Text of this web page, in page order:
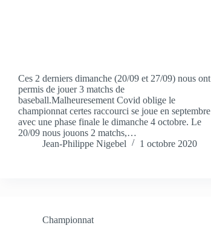
Ces 2 derniers dimanche (20/09 et 27/09) nous ont
permis de jouer 3 matchs de
baseball.Malheuresement Covid oblige le
championnat certes raccourci se joue en septembre
avec une phase finale le dimanche 4 octobre. Le
20/09 nous jouons 2 matchs,…
Jean-Philippe Nigebel
1 octobre 2020
Championnat